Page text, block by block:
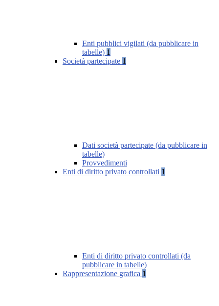
Enti pubblici vigilati (da pubblicare in
tabelle) 1
Società partecipate 1
Dati società partecipate (da pubblicare in
tabelle)
Provvedimenti
Enti di diritto privato controllati 1
Enti di diritto privato controllati (da
pubblicare in tabelle)
Rappresentazione grafica 1